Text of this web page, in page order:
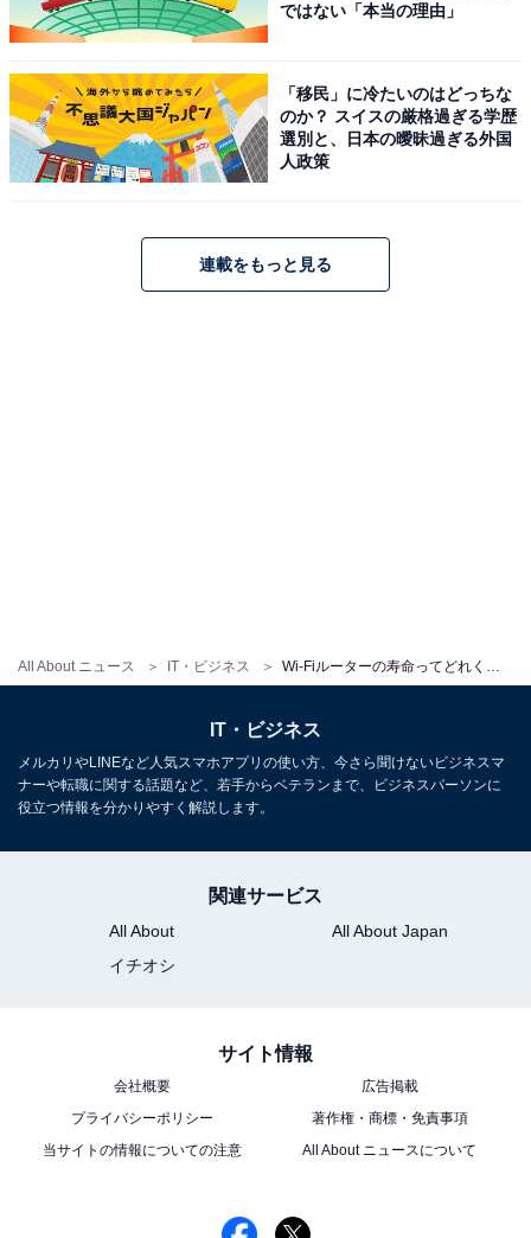
All About ニュース IT・ビジネス
2019年9月にWi-Fi 6（11ax）が登場。それ以降に発売さ
対応しています。
スマートフォンは、2～3年に1度買い替えるけれども、
Wi-Fiルーターの実際の速度を決める要素として、帯域幅
とストリーム数があります。ストリーム数とは、通信経
に、帯域幅とストリーム数の掛け算によって多くのデー
タを送受信できるのです。
で快適な通信を実現することができます。
合があります。それは、マンションの共用スペースに引
ではない「本当の理由」
「移民」に冷たいのはどっちな
のか？ スイスの厳格過ぎる学歴
選別と、日本の曖昧過ぎる外国
人政策
連載をもっと見る
IT・ビジネス
メルカリやLINEなど人気スマホアプリの使い方、今さら聞けないビジネスマ
ナーや転職に関する話題など、若手からベテランまで、ビジネスパーソンに
役立つ情報を分かりやすく解説します。
関連サービス
All About
All About Japan
イチオシ
サイト情報
会社概要
広告掲載
プライバシーポリシー
著作権・商標・免責事項
当サイトの情報についての注意
All About ニュースについて